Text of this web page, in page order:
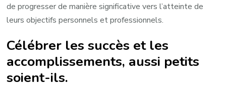
de progresser de manière significative vers l’atteinte de
leurs objectifs personnels et professionnels.
Célébrer les succès et les
accomplissements, aussi petits
soient-ils.